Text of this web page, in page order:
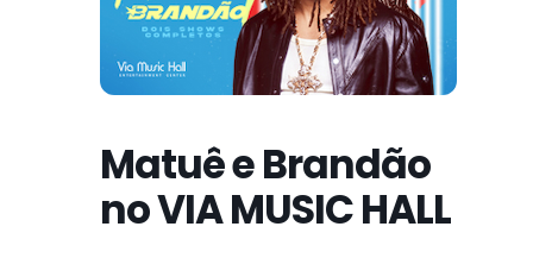
Matuê e Brandão
no VIA MUSIC HALL